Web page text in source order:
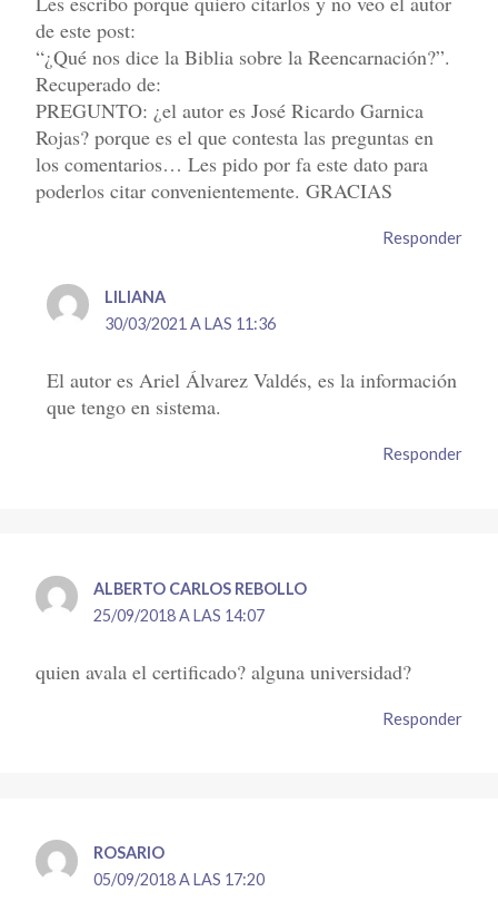
de este post:
“¿Qué nos dice la Biblia sobre la Reencarnación?”.
Recuperado de:
PREGUNTO: ¿el autor es José Ricardo Garnica
Rojas? porque es el que contesta las preguntas en
los comentarios… Les pido por fa este dato para
poderlos citar convenientemente. GRACIAS
Responder
LILIANA
30/03/2021 A LAS 11:36
El autor es Ariel Álvarez Valdés, es la información
que tengo en sistema.
Responder
ALBERTO CARLOS REBOLLO
25/09/2018 A LAS 14:07
quien avala el certificado? alguna universidad?
Responder
ROSARIO
05/09/2018 A LAS 17:20